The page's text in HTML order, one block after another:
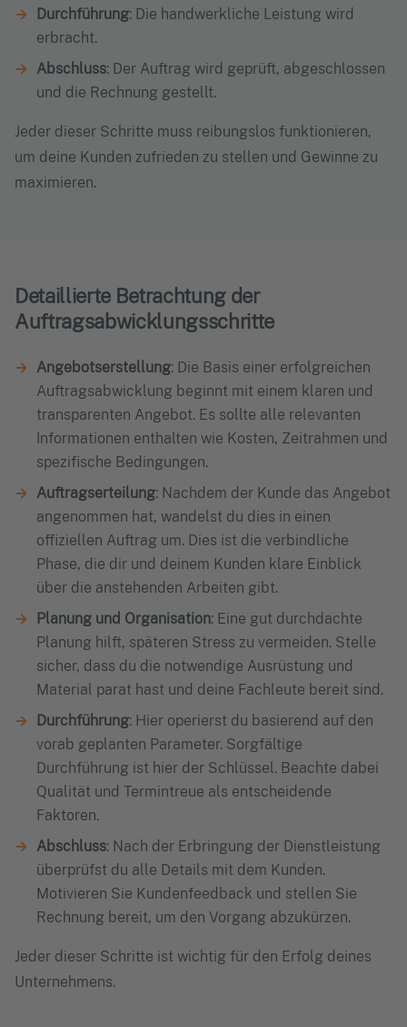
Durchführung: Die handwerkliche Leistung wird
erbracht.
Abschluss: Der Auftrag wird geprüft, abgeschlossen
und die Rechnung gestellt.
Jeder dieser Schritte muss reibungslos funktionieren,
um deine Kunden zufrieden zu stellen und Gewinne zu
maximieren.
Detaillierte Betrachtung der
Auftragsabwicklungsschritte
Angebotserstellung: Die Basis einer erfolgreichen
Auftragsabwicklung beginnt mit einem klaren und
transparenten Angebot. Es sollte alle relevanten
Informationen enthalten wie Kosten, Zeitrahmen und
spezifische Bedingungen.
Auftragserteilung: Nachdem der Kunde das Angebot
angenommen hat, wandelst du dies in einen
offiziellen Auftrag um. Dies ist die verbindliche
Phase, die dir und deinem Kunden klare Einblick
über die anstehenden Arbeiten gibt.
Planung und Organisation: Eine gut durchdachte
Planung hilft, späteren Stress zu vermeiden. Stelle
sicher, dass du die notwendige Ausrüstung und
Material parat hast und deine Fachleute bereit sind.
Durchführung: Hier operierst du basierend auf den
vorab geplanten Parameter. Sorgfältige
Durchführung ist hier der Schlüssel. Beachte dabei
Qualität und Termintreue als entscheidende
Faktoren.
Abschluss: Nach der Erbringung der Dienstleistung
überprüfst du alle Details mit dem Kunden.
Motivieren Sie Kundenfeedback und stellen Sie
Rechnung bereit, um den Vorgang abzukürzen.
Jeder dieser Schritte ist wichtig für den Erfolg deines
Unternehmens.